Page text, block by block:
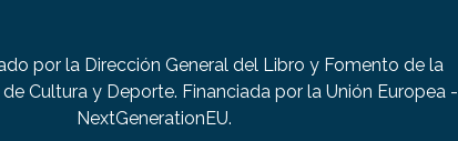
por la Dirección General del Libro y Fomento de la
Cultura y Deporte. Financiada por la Unión Europea -
NextGenerationEU.